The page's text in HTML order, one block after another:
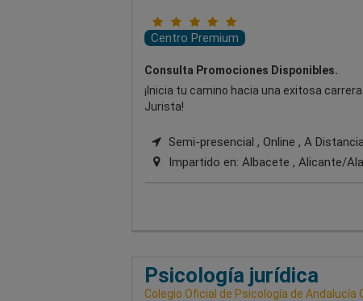
Centro Premium
Consulta Promociones Disponibles.
¡Inicia tu camino hacia una exitosa
Jurista!
Semi-presencial , Online , A
Impartido en: Albacete , Alicante/
Psicología jurídica
Colegio Oficial de Psicología de Andalucía